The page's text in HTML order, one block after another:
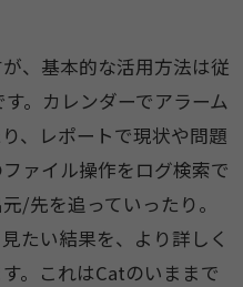
、基本的な活用方法は従
。カレンダーでアラーム
、レポートで現状や問題
ァイル操作をログ検索で
/先を追っていったり。
たい結果を、より詳しく
。これはCatのいままで